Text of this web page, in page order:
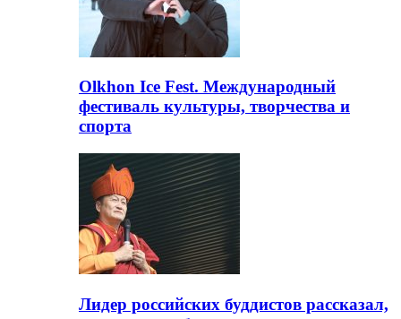
Olkhon Ice Fest. Международный
фестиваль культуры, творчества и
спорта
Лидер российских буддистов рассказал,